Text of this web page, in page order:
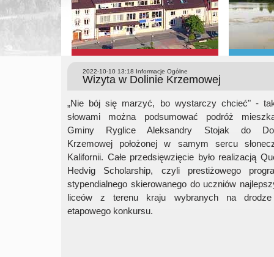
2022-10-10 13:18 Informacje Ogólne
Wizyta w Dolinie Krzemowej
„Nie bój się marzyć, bo wystarczy chcieć" -
słowami można podsumować podróż
Gminy Ryglice Aleksandry Stojak do
Krzemowej położonej w samym sercu
Kalifornii. Całe przedsięwzięcie było realizacją
Hedvig Scholarship, czyli prestiżowego
stypendialnego skierowanego do uczniów
liceów z terenu kraju wybranych na
etapowego konkursu.